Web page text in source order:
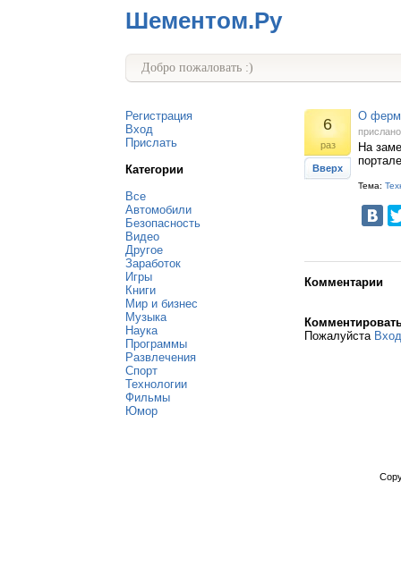
Шементом.Ру
Добро пожаловать :)
Регистрация
Вход
Прислать
Категории
Все
Автомобили
Безопасность
Видео
Другое
Заработок
Игры
Книги
Мир и бизнес
Музыка
Наука
Программы
Развлечения
Спорт
Технологии
Фильмы
Юмор
6
раз
Вверх
О
На
Тема:
Комментарии
Пожалуйста Вход